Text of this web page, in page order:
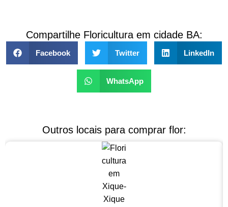
Compartilhe Floricultura em cidade BA:
Facebook Twitter LinkedIn
WhatsApp
Outros locais para comprar flor: